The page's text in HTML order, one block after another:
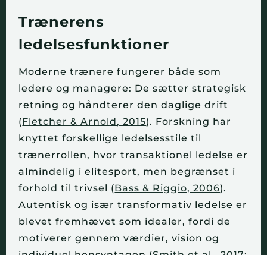
Trænerens
ledelsesfunktioner
Moderne trænere fungerer både som
ledere og managere: De sætter strategisk
retning og håndterer den daglige drift
(Fletcher & Arnold, 2015). Forskning har
knyttet forskellige ledelsesstile til
trænerrollen, hvor transaktionel ledelse er
almindelig i elitesport, men begrænset i
forhold til trivsel (Bass & Riggio, 2006).
Autentisk og især transformativ ledelse er
blevet fremhævet som idealer, fordi de
motiverer gennem værdier, vision og